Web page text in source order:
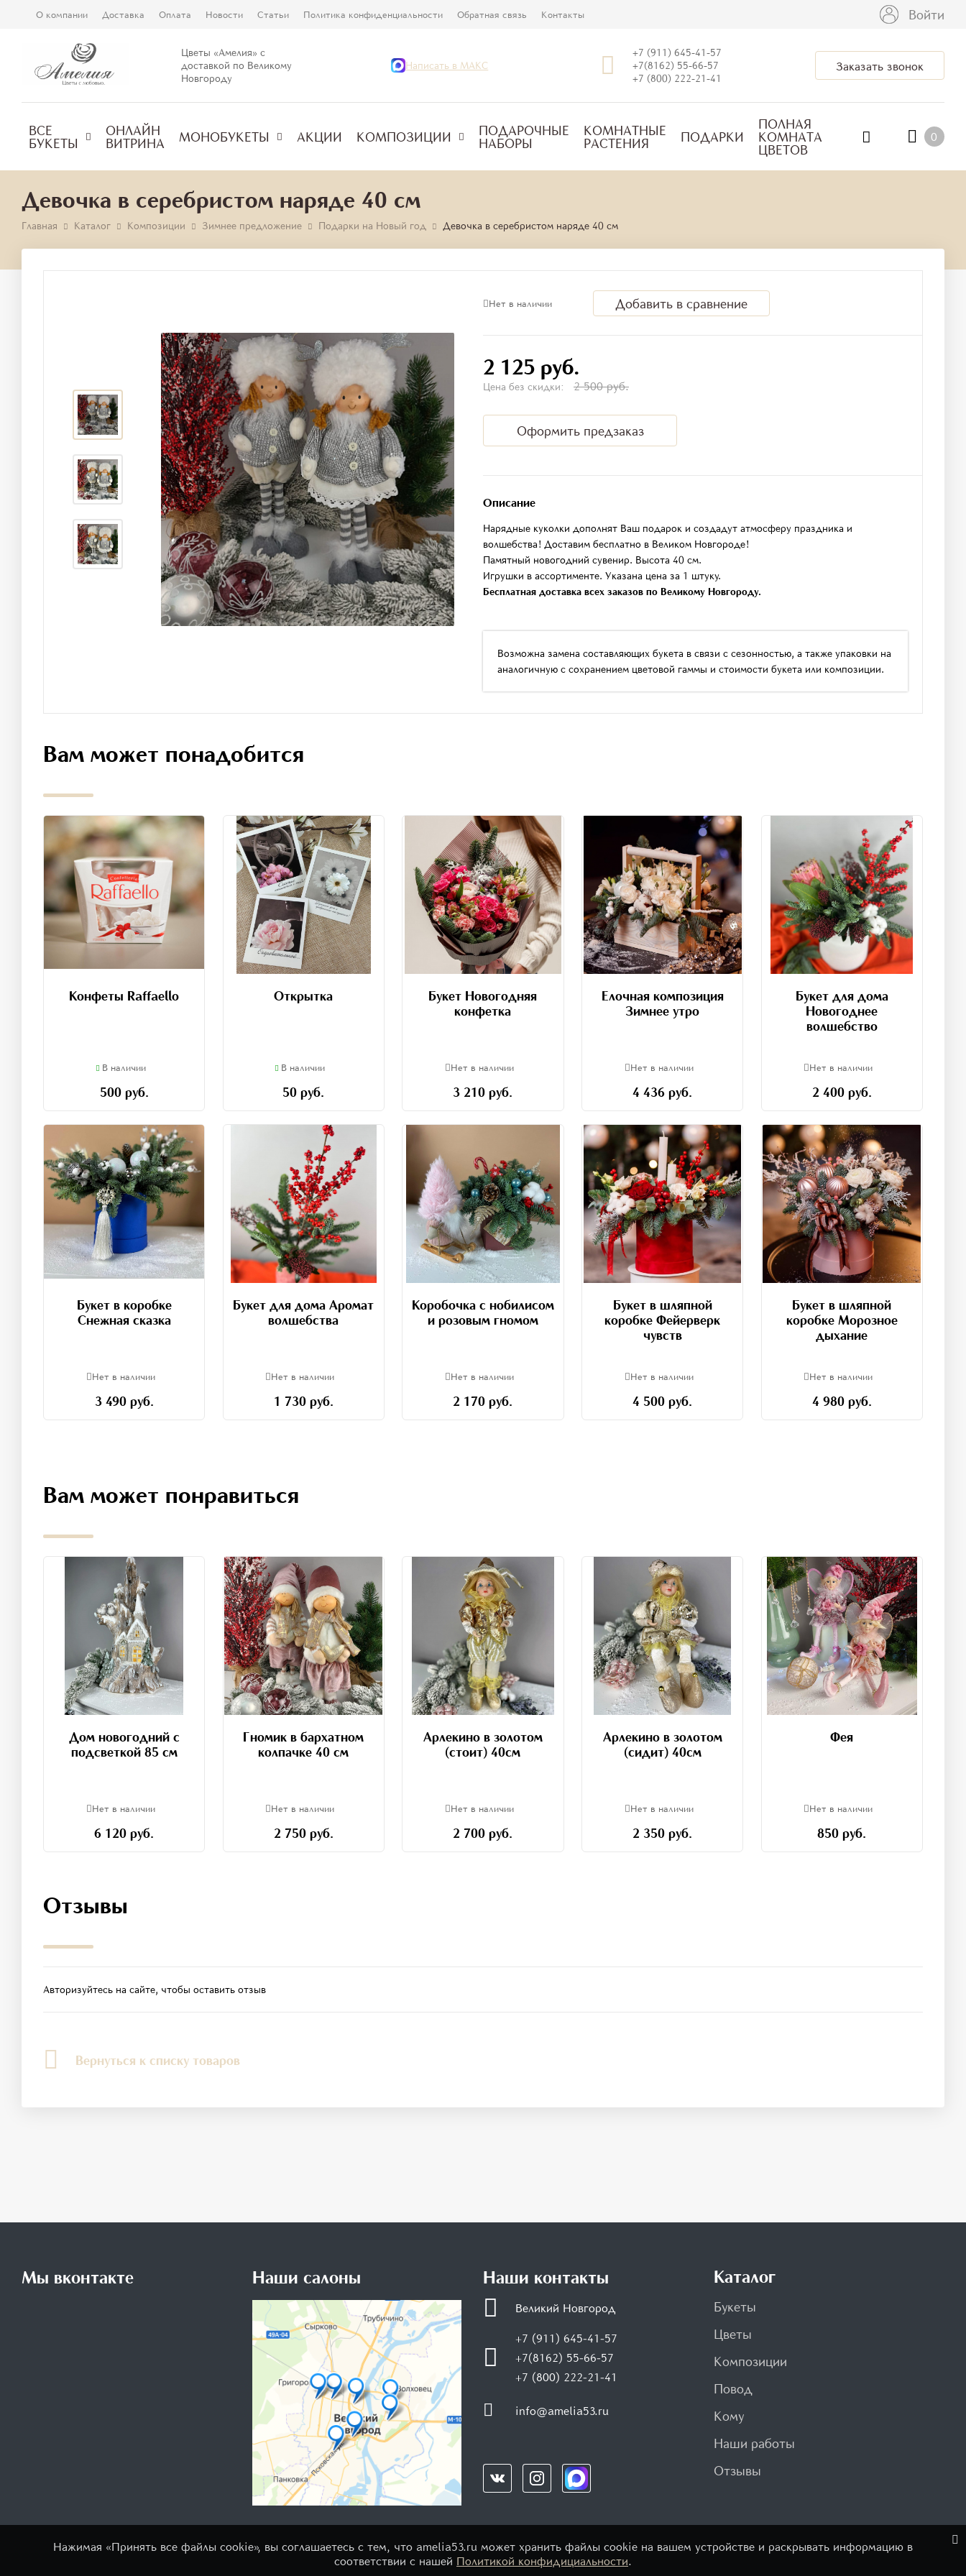
О компании Доставка Оплата Новости Статьи Политика конфиденциальности Обратная связь Контакты Войти
Цветы «Амелия» с
доставкой по Великому
Новгороду
Написать в МАКС
+7 (911) 645-41-57
+7(8162) 55-66-57
+7 (800) 222-21-41
Заказать звонок
ВСЕ
БУКЕТЫ
ОНЛАЙН
ВИТРИНА
МОНОБУКЕТЫ АКЦИИ КОМПОЗИЦИИ
ПОДАРОЧНЫЕ
НАБОРЫ
КОМНАТНЫЕ
РАСТЕНИЯ
ПОДАРКИ
ПОЛНАЯ
КОМНАТА
ЦВЕТОВ
0
Девочка в серебристом наряде 40 см
Главная Каталог Композиции Зимнее предложение Подарки на Новый год Девочка в серебристом наряде 40 см
Нет в наличии Добавить в сравнение
2 125 руб.
Цена без скидки: 2 500 руб.
Оформить предзаказ
Описание
Нарядные куколки дополнят Ваш подарок и создадут атмосферу праздника и
волшебства! Доставим бесплатно в Великом Новгороде!
Памятный новогодний сувенир. Высота 40 см.
Игрушки в ассортименте. Указана цена за 1 штуку.
Бесплатная доставка всех заказов по Великому Новгороду.
Возможна замена составляющих букета в связи с сезонностью, а также упаковки на
аналогичную с сохранением цветовой гаммы и стоимости букета или композиции.
Вам может понадобится
Конфеты Raffaello
В наличии
500 руб.
Открытка
В наличии
50 руб.
Букет Новогодняя
конфетка
Нет в наличии
3 210 руб.
Елочная композиция
Зимнее утро
Нет в наличии
4 436 руб.
Букет для дома
Новогоднее
волшебство
Нет в наличии
2 400 руб.
Букет в коробке
Снежная сказка
Нет в наличии
3 490 руб.
Букет для дома Аромат
волшебства
Нет в наличии
1 730 руб.
Коробочка с нобилисом
и розовым гномом
Нет в наличии
2 170 руб.
Букет в шляпной
коробке Фейерверк
чувств
Нет в наличии
4 500 руб.
Букет в шляпной
коробке Морозное
дыхание
Нет в наличии
4 980 руб.
Вам может понравиться
Дом новогодний с
подсветкой 85 см
Нет в наличии
6 120 руб.
Гномик в бархатном
колпачке 40 см
Нет в наличии
2 750 руб.
Арлекино в золотом
(стоит) 40см
Нет в наличии
2 700 руб.
Арлекино в золотом
(сидит) 40см
Нет в наличии
2 350 руб.
Фея
Нет в наличии
850 руб.
Отзывы
Авторизуйтесь на сайте, чтобы оставить отзыв
Вернуться к списку товаров
Мы вконтакте Наши салоны Наши контакты
Великий Новгород
+7 (911) 645-41-57
+7(8162) 55-66-57
+7 (800) 222-21-41
info@amelia53.ru
Каталог
Букеты
Цветы
Композиции
Повод
Кому
Наши работы
Отзывы
Нажимая «Принять все файлы cookie», вы соглашаетесь с тем, что amelia53.ru может хранить файлы cookie на вашем устройстве и раскрывать информацию в
соответствии с нашей Политикой конфидициальности.